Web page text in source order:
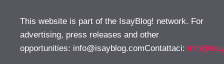
This website is part of the IsayBlog! network. For
advertising, press releases and other
opportunities: info@isayblog.comContattaci: